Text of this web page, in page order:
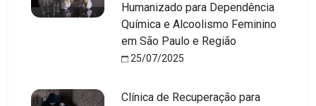
Humanizado para Dependência
Química e Alcoolismo Feminino
em São Paulo e Região
25/07/2025
Clínica de Recuperação para